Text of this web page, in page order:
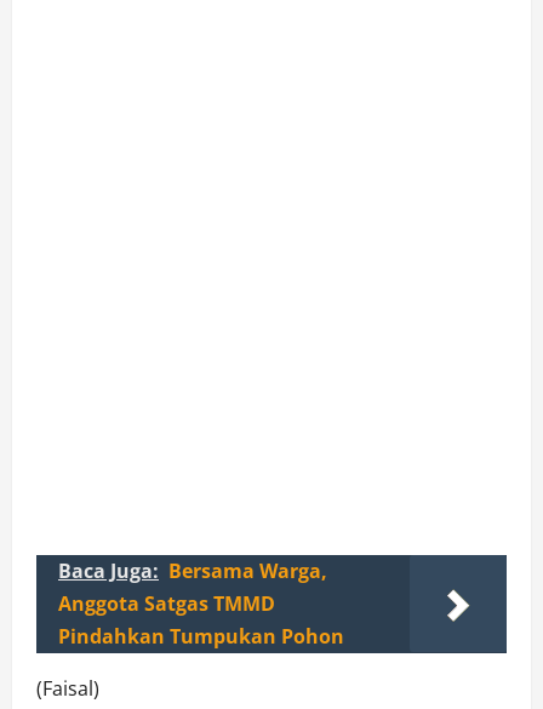
Baca Juga: Bersama Warga,
Anggota Satgas TMMD
Pindahkan Tumpukan Pohon
(Faisal)